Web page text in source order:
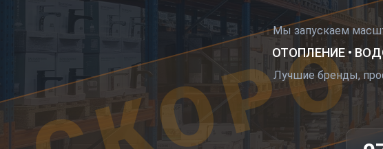
Мы запускаем
ОТОПЛЕНИЕ •
Лучшие бренды,